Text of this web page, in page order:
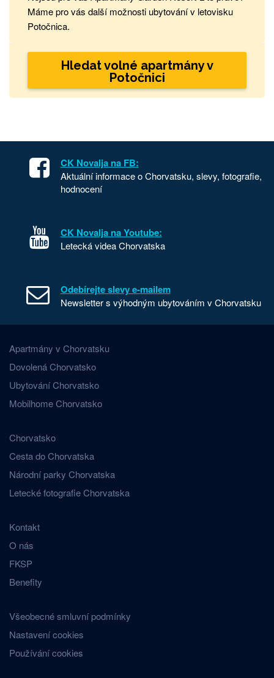
Máme pro vás další možnosti ubytování v letovisku
Potočnica.
Hledat volné apartmány v
Potočnici
CK Novalja na FB:
Aktuální informace o Chorvatsku, slevy, fotografie,
hodnocení
CK Novalja na Youtube:
Letecká videa Chorvatska
Odebírejte slevy e-mailem
Newsletter s výhodným ubytováním v Chorvatsku
Apartmány v Chorvatsku
Dovolená Chorvatsko
Ubytování Chorvatsko
Mobilhome Chorvatsko
Chorvatsko
Cesta do Chorvatska
Národní parky Chorvatska
Letecké fotografie Chorvatska
Kontakt
O nás
FKSP
Benefity
Všeobecné smluvní podmínky
Nastavení cookies
Používání cookies